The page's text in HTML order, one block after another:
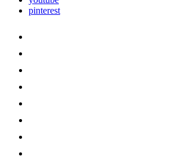
pinterest